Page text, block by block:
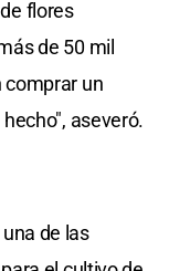
flores
de 50 mil
comprar un
aseveró.
de las